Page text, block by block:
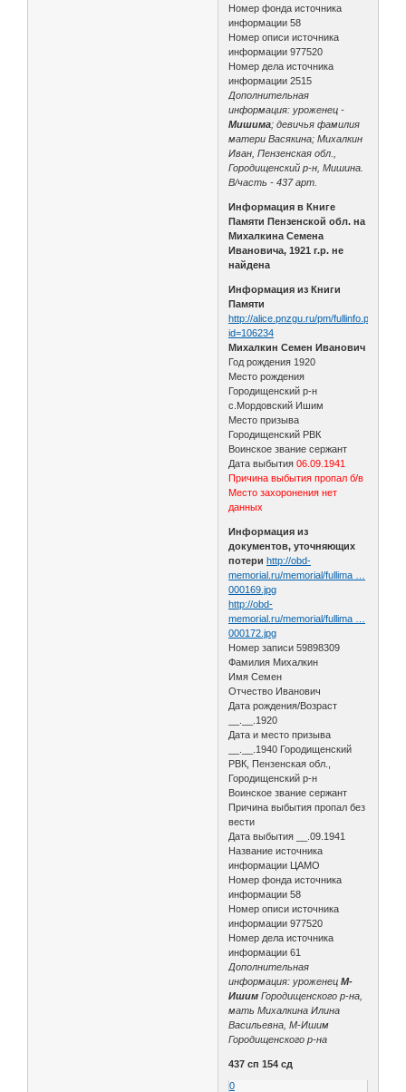
Номер фонда источника
информации 58
Номер описи источника
информации 977520
Номер дела источника
информации 2515
Дополнительная
информация: уроженец -
Мишима; девичья фамилия
матери Васякина; Михалкин
Иван, Пензенская обл.,
Городищенский р-н, Мишина.
В/часть - 437 арт.
Информация в Книге
Памяти Пензенской обл. на
Михалкина Семена
Ивановича, 1921 г.р. не
найдена
Информация из Книги
Памяти
http://alice.pnzgu.ru/pm/fullinfo.php?
id=106234
Михалкин Семен Иванович
Год рождения 1920
Место рождения
Городищенский р-н
с.Мордовский Ишим
Место призыва
Городищенский РВК
Воинское звание сержант
Дата выбытия06.09.1941
Причина выбытия пропал б/в
Место захоронения нет
данных
Информация из
документов, уточняющих
потери http://obd-
memorial.ru/memorial/fullima …
000169.jpg
http://obd-
memorial.ru/memorial/fullima …
000172.jpg
Номер записи 59898309
Фамилия Михалкин
Имя Семен
Отчество Иванович
Дата рождения/Возраст
__.__.1920
Дата и место призыва
__.__.1940 Городищенский
РВК, Пензенская обл.,
Городищенский р-н
Воинское звание сержант
Причина выбытия пропал без
вести
Дата выбытия __.09.1941
Название источника
информации ЦАМО
Номер фонда источника
информации 58
Номер описи источника
информации 977520
Номер дела источника
информации 61
Дополнительная
информация: уроженецМ-
Ишим Городищенского р-на,
мать Михалкина Илина
Васильевна, М-Ишим
Городищенского р-на
437 сп 154 сд
0